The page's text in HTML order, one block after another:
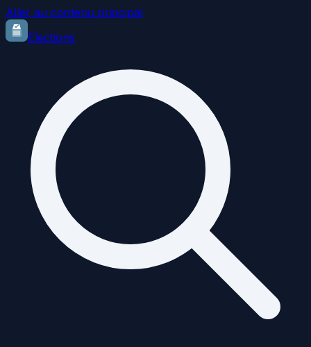
Aller au contenu principal
Elections